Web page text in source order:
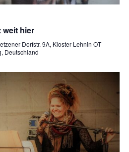
weit hier
Dorfstr. 9A, Kloster Lehnin OT
Deutschland